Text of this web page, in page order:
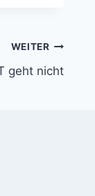
WEITER
geht nicht